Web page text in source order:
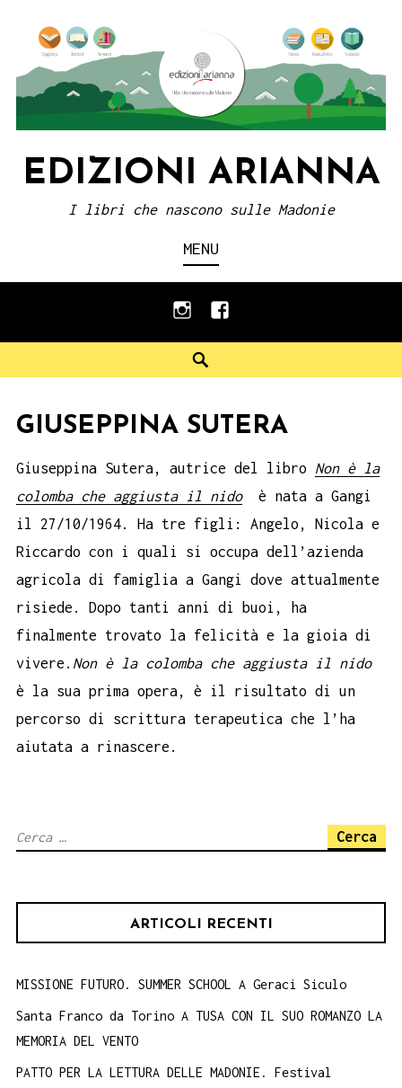
content
EDIZIONI ARIANNA
I libri che nascono sulle Madonie
MENU
instagramfacebook
GIUSEPPINA SUTERA
Giuseppina Sutera, autrice del libro Non è la
colomba che aggiusta il nidoè nata a Gangi
il 27/10/1964. Ha tre figli: Angelo, Nicola e
Riccardo con i quali si occupa dell’azienda
agricola di famiglia a Gangi dove attualmente
risiede. Dopo tanti anni di buoi, ha
finalmente trovato la felicità e la gioia di
vivere. Non è la colomba che aggiusta il nido
è la sua prima opera, è il risultato di un
percorso di scrittura terapeutica che l’ha
aiutata a rinascere.
Ricerca
ARTICOLI RECENTI
MISSIONE FUTURO. SUMMER SCHOOL A Geraci Siculo
Santa Franco da Torino A TUSA CON IL SUO ROMANZO LA
MEMORIA DEL VENTO
PATTO PER LA LETTURA DELLE MADONIE. Festival